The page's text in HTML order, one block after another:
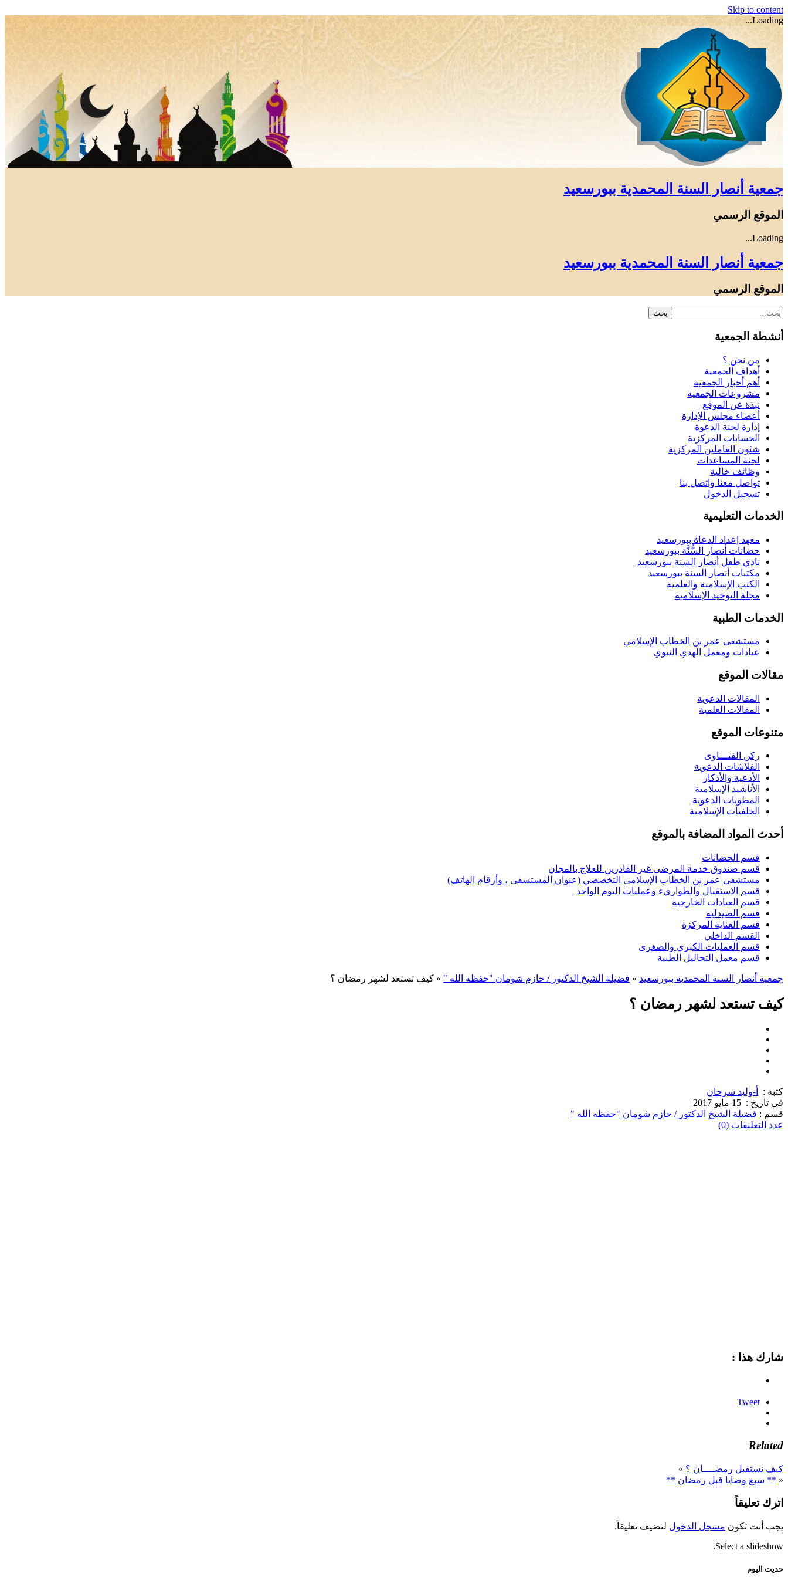
Skip to content
Loading...
جمعية أنصار السنة المحمدية ببورسعيد
الموقع الرسمي
Loading...
جمعية أنصار السنة المحمدية ببورسعيد
الموقع الرسمي
أنشطة الجمعية
من نحن ؟
أهداف الجمعية
أهم أخبار الجمعية
مشروعات الجمعية
نبذة عن الموقع
أعضاء مجلس الإدارة
إدارة لجنة الدعوة
الحسابات المركزية
شئون العاملين المركزية
لجنة المساعدات
وظائف خالية
تواصل معنا واتصل بنا
تسجيل الدخول
الخدمات التعليمية
معهد إعداد الدعاة ببورسعيد
حضانات أنصار السُّنَّة ببورسعيد
نادي طفل أنصار السنة ببورسعيد
مكتبات أنصار السنة ببورسعيد
الكتب الإسلامية والعلمية
مجلة التوحيد الإسلامية
الخدمات الطبية
مستشفى عمر بن الخطاب الإسلامي
عيادات ومعمل الهدي النبوي
مقالات الموقع
المقالات الدعوية
المقالات العلمية
متنوعات الموقع
ركن الفتـــاوى
الفلاشات الدعوية
الأدعية والأذكار
الأناشيد الإسلامية
المطويات الدعوية
الخلفيات الإسلامية
أحدث المواد المضافة بالموقع
قسم الحضانات
قسم صندوق خدمة المرضى غير القادرين للعلاج بالمجان
مستشفى عمر بن الخطاب الإسلامي التخصصي (عنوان المستشفى ، وأرقام الهاتف)
قسم الاستقبال والطواريء وعمليات اليوم الواحد
قسم العيادات الخارجية
قسم الصيدلية
قسم العناية المركزة
القسم الداخلي
قسم العمليات الكبرى والصغرى
قسم معمل التحاليل الطبية
جمعية أنصار السنة المحمدية ببورسعيد » فضيلة الشيخ الدكتور / حازم شومان "حفظه الله " » كيف تستعد لشهر رمضان ؟
كيف تستعد لشهر رمضان ؟
كتبه :
أ-وليد سرحان
في تاريخ : 15 مايو 2017
قسم : فضيلة الشيخ الدكتور / حازم شومان "حفظه الله "
عدد التعليقات (0)
شارك هذا :
Tweet
Related
كيف نستقبل رمضــــان ؟ »
« ** سبع وصايا قبل رمضان **
اترك تعليقاً
يجب أنت تكون مسجل الدخول لتضيف تعليقاً.
Select a slideshow.
حديث اليوم